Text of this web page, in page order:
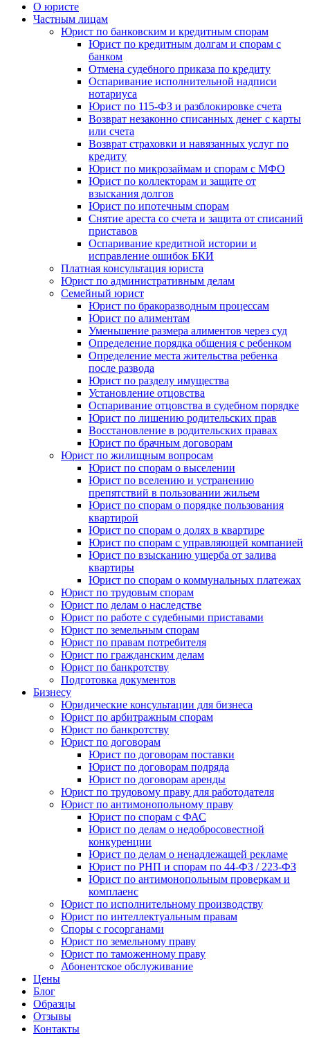
О юристе
Частным лицам
Юрист по банковским и кредитным спорам
Юрист по кредитным долгам и спорам с
банком
Отмена судебного приказа по кредиту
Оспаривание исполнительной надписи
нотариуса
Юрист по 115-ФЗ и разблокировке счета
Возврат незаконно списанных денег с карты
или счета
Возврат страховки и навязанных услуг по
кредиту
Юрист по микрозаймам и спорам с МФО
Юрист по коллекторам и защите от
взыскания долгов
Юрист по ипотечным спорам
Снятие ареста со счета и защита от списаний
приставов
Оспаривание кредитной истории и
исправление ошибок БКИ
Платная консультация юриста
Юрист по административным делам
Семейный юрист
Юрист по бракоразводным процессам
Юрист по алиментам
Уменьшение размера алиментов через суд
Определение порядка общения с ребенком
Определение места жительства ребенка
после развода
Юрист по разделу имущества
Установление отцовства
Оспаривание отцовства в судебном порядке
Юрист по лишению родительских прав
Восстановление в родительских правах
Юрист по брачным договорам
Юрист по жилищным вопросам
Юрист по спорам о выселении
Юрист по вселению и устранению
препятствий в пользовании жильем
Юрист по спорам о порядке пользования
квартирой
Юрист по спорам о долях в квартире
Юрист по спорам с управляющей компанией
Юрист по взысканию ущерба от залива
квартиры
Юрист по спорам о коммунальных платежах
Юрист по трудовым спорам
Юрист по делам о наследстве
Юрист по работе с судебными приставами
Юрист по земельным спорам
Юрист по правам потребителя
Юрист по гражданским делам
Юрист по банкротству
Подготовка документов
Бизнесу
Юридические консультации для бизнеса
Юрист по арбитражным спорам
Юрист по банкротству
Юрист по договорам
Юрист по договорам поставки
Юрист по договорам подряда
Юрист по договорам аренды
Юрист по трудовому праву для работодателя
Юрист по антимонопольному праву
Юрист по спорам с ФАС
Юрист по делам о недобросовестной
конкуренции
Юрист по делам о ненадлежащей рекламе
Юрист по РНП и спорам по 44-ФЗ / 223-ФЗ
Юрист по антимонопольным проверкам и
комплаенс
Юрист по исполнительному производству
Юрист по интеллектуальным правам
Споры с госорганами
Юрист по земельному праву
Юрист по таможенному праву
Абонентское обслуживание
Цены
Блог
Образцы
Отзывы
Контакты